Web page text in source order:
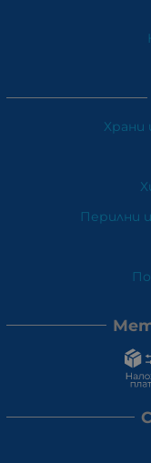
Храни
Перилни